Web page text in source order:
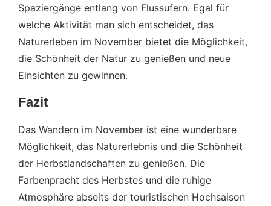
Spaziergänge entlang von Flussufern. Egal für
welche Aktivität man sich entscheidet, das
Naturerleben im November bietet die Möglichkeit,
die Schönheit der Natur zu genießen und neue
Einsichten zu gewinnen.
Fazit
Das Wandern im November ist eine wunderbare
Möglichkeit, das Naturerlebnis und die Schönheit
der Herbstlandschaften zu genießen. Die
Farbenpracht des Herbstes und die ruhige
Atmosphäre abseits der touristischen Hochsaison